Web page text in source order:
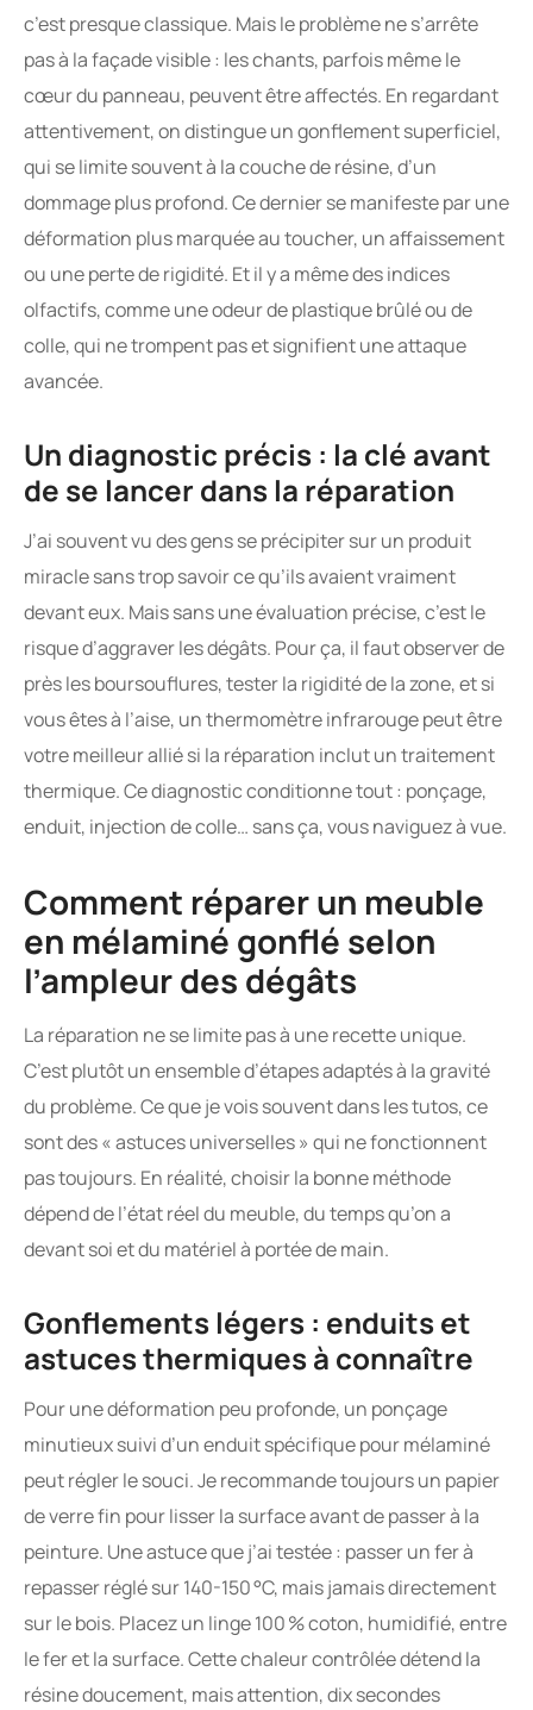
c’est presque classique. Mais le problème ne s’arrête
pas à la façade visible : les chants, parfois même le
cœur du panneau, peuvent être affectés. En regardant
attentivement, on distingue un gonflement superficiel,
qui se limite souvent à la couche de résine, d’un
dommage plus profond. Ce dernier se manifeste par une
déformation plus marquée au toucher, un affaissement
ou une perte de rigidité. Et il y a même des indices
olfactifs, comme une odeur de plastique brûlé ou de
colle, qui ne trompent pas et signifient une attaque
avancée.
Un diagnostic précis : la clé avant
de se lancer dans la réparation
J’ai souvent vu des gens se précipiter sur un produit
miracle sans trop savoir ce qu’ils avaient vraiment
devant eux. Mais sans une évaluation précise, c’est le
risque d’aggraver les dégâts. Pour ça, il faut observer de
près les boursouflures, tester la rigidité de la zone, et si
vous êtes à l’aise, un thermomètre infrarouge peut être
votre meilleur allié si la réparation inclut un traitement
thermique. Ce diagnostic conditionne tout : ponçage,
enduit, injection de colle… sans ça, vous naviguez à vue.
Comment réparer un meuble
en mélaminé gonflé selon
l’ampleur des dégâts
La réparation ne se limite pas à une recette unique.
C’est plutôt un ensemble d’étapes adaptés à la gravité
du problème. Ce que je vois souvent dans les tutos, ce
sont des « astuces universelles » qui ne fonctionnent
pas toujours. En réalité, choisir la bonne méthode
dépend de l’état réel du meuble, du temps qu’on a
devant soi et du matériel à portée de main.
Gonflements légers : enduits et
astuces thermiques à connaître
Pour une déformation peu profonde, un ponçage
minutieux suivi d’un enduit spécifique pour mélaminé
peut régler le souci. Je recommande toujours un papier
de verre fin pour lisser la surface avant de passer à la
peinture. Une astuce que j’ai testée : passer un fer à
repasser réglé sur 140-150 °C, mais jamais directement
sur le bois. Placez un linge 100 % coton, humidifié, entre
le fer et la surface. Cette chaleur contrôlée détend la
résine doucement, mais attention, dix secondes